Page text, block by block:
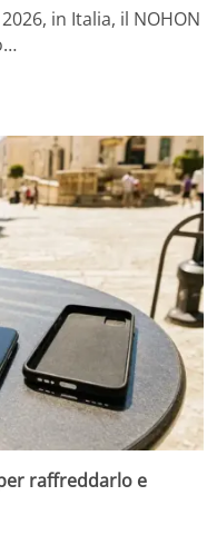
in Italia, il NOHON
raffreddarlo e